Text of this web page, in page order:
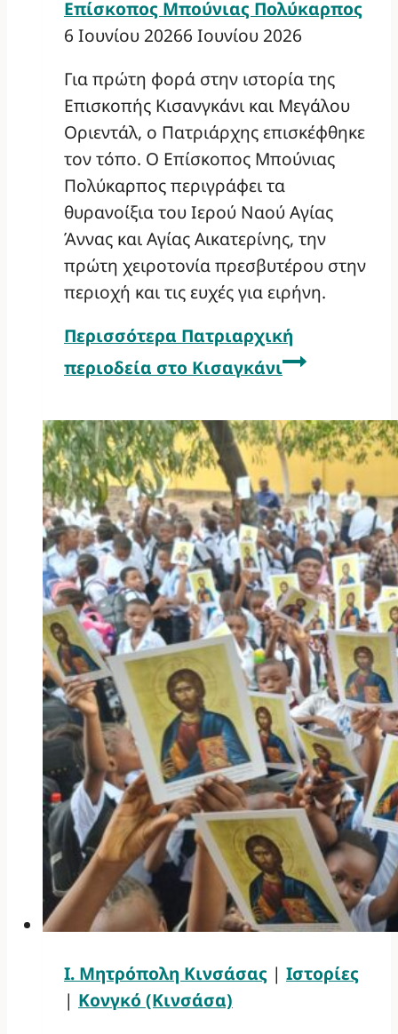
Επίσκοπος Μπούνιας Πολύκαρπος
6 Ιουνίου 20266 Ιουνίου 2026
Για πρώτη φορά στην ιστορία της
Επισκοπής Κισανγκάνι και Μεγάλου
Οριεντάλ, ο Πατριάρχης επισκέφθηκε
τον τόπο. Ο Επίσκοπος Μπούνιας
Πολύκαρπος περιγράφει τα
θυρανοίξια του Ιερού Ναού Αγίας
Άννας και Αγίας Αικατερίνης, την
πρώτη χειροτονία πρεσβυτέρου στην
περιοχή και τις ευχές για ειρήνη.
Περισσότερα Πατριαρχική
περιοδεία στο Κισαγκάνι
Ι. Μητρόπολη Κινσάσας | Ιστορίες
| Κονγκό (Κινσάσα)